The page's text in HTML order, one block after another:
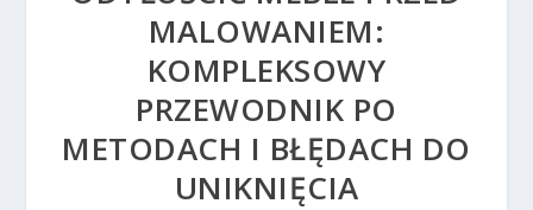
MALOWANIEM:
KOMPLEKSOWY
PRZEWODNIK PO
METODACH I BŁĘDACH DO
UNIKNIĘCIA